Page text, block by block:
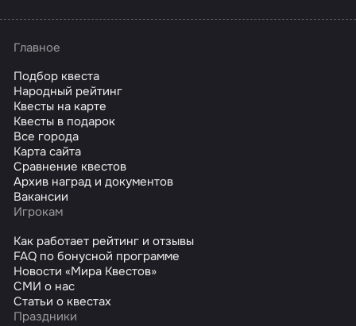
Главное
Подбор квеста
Народный рейтинг
Квесты на карте
Квесты в подарок
Все города
Карта сайта
Сравнение квестов
Архив наград и документов
Вакансии
Игрокам
Как работает рейтинг и отзывы
FAQ по бонусной программе
Новости «Мира Квестов»
СМИ о нас
Статьи о квестах
Праздники